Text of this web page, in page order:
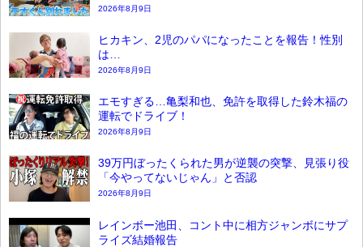
2026年8月9日
ヒカキン、2児のパパになったことを報告！性別
は…
2026年8月9日
エモすぎる…亀梨和也、免許を取得した鈴木福の
運転でドライブ！
2026年8月9日
39万円ぼったくられた男が逆襲の突撃、見張り役
「今やってないじゃん」と否認
2026年8月9日
レインボー池田、コント中に相方ジャンボにサプ
ライズ結婚報告